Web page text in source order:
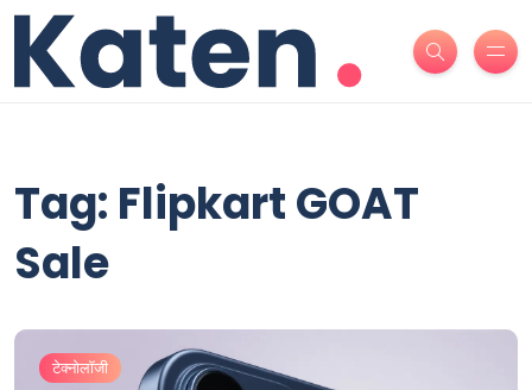
Tag: Flipkart GOAT
Sale
टेक्नोलॉजी